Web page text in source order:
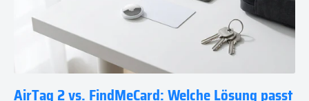
AirTag 2 vs. FindMeCard: Welche Lösung passt